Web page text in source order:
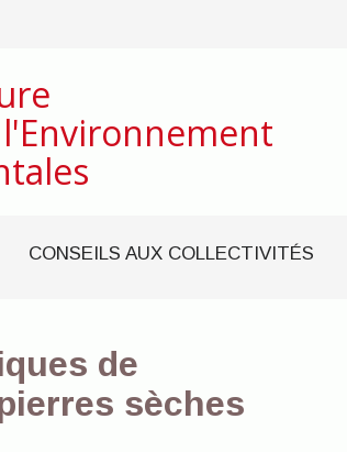
CONSEILS AUX COLLECTIVITÉS
de
sèches